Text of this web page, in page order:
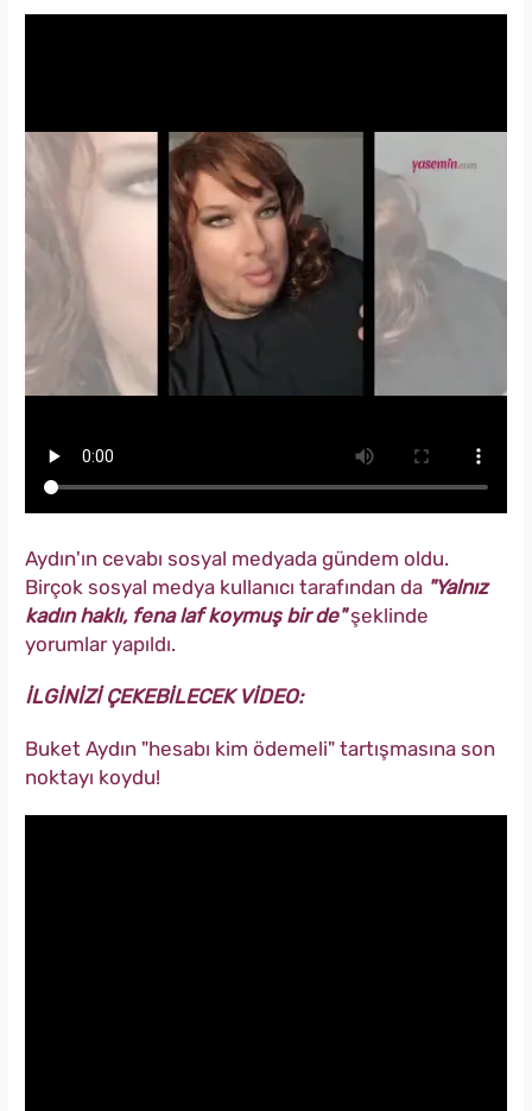
Aydın'ın cevabı sosyal medyada gündem oldu.
Birçok sosyal medya kullanıcı tarafından da "Yalnız
kadın haklı, fena laf koymuş bir de"şeklinde
yorumlar yapıldı.
İLGİNİZİ ÇEKEBİLECEK VİDEO:
Buket Aydın "hesabı kim ödemeli" tartışmasına son
noktayı koydu!